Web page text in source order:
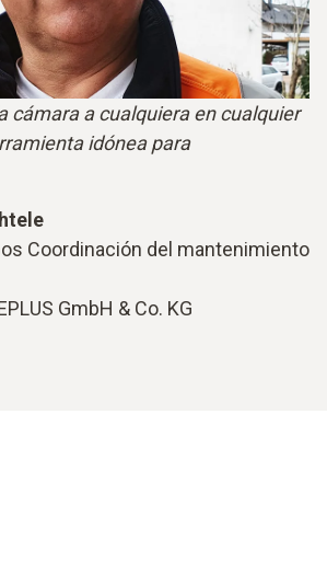
cámara a cualquiera en cualquier
idónea para
Coordinación del mantenimiento
GmbH & Co. KG